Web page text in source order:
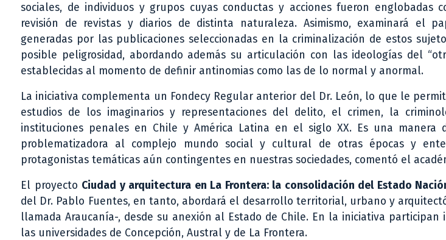
sociales, de individuos y grupos cuyas conductas y acciones fueron englobadas
revisión de revistas y diarios de distinta naturaleza. Asimismo, examinará el
generadas por las publicaciones seleccionadas en la criminalización de estos
posible peligrosidad, abordando además su articulación con las ideologías del
establecidas al momento de definir antinomias como las de lo normal y anormal.
La iniciativa complementa un Fondecy Regular anterior del Dr. León, lo que le
estudios de los imaginarios y representaciones del delito, el crimen, la
instituciones penales en Chile y América Latina en el siglo XX. Es una manera
problematizadora al complejo mundo social y cultural de otras épocas y
protagonistas temáticas aún contingentes en nuestras sociedades, comentó el
El proyecto Ciudad y arquitectura en La Frontera: la consolidación del Estado
del Dr. Pablo Fuentes, en tanto, abordará el desarrollo territorial, urbano y
llamada Araucanía-, desde su anexión al Estado de Chile. En la iniciativa participan
las universidades de Concepción, Austral y de La Frontera.